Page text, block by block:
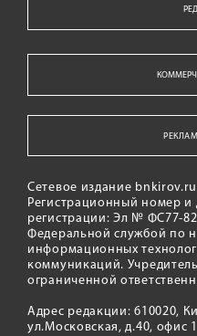
Сетевое издание bnkirov.ru
Регистрационный номер и
регистрации: Эл № ФС77-
Федеральной службой по
информационных
коммуникаций.
ограниченной
Адрес редакции: 610020,
ул.Московская, д.40, офис